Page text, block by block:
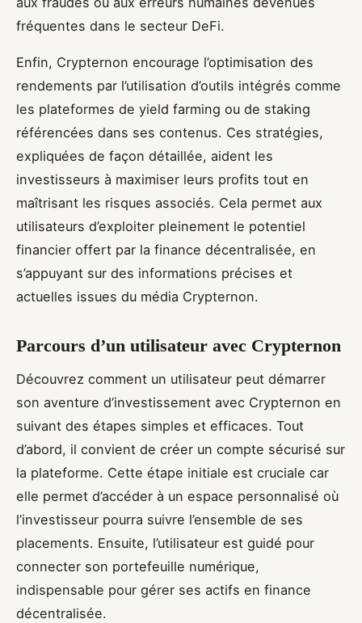
fréquentes dans le secteur DeFi.
Enfin, Crypternon encourage l’optimisation des
rendements par l’utilisation d’outils intégrés comme
les plateformes de yield farming ou de staking
référencées dans ses contenus. Ces stratégies,
expliquées de façon détaillée, aident les
investisseurs à maximiser leurs profits tout en
maîtrisant les risques associés. Cela permet aux
utilisateurs d’exploiter pleinement le potentiel
financier offert par la finance décentralisée, en
s’appuyant sur des informations précises et
actuelles issues du média Crypternon.
Parcours d’un utilisateur avec Crypternon
Découvrez comment un utilisateur peut démarrer
son aventure d’investissement avec Crypternon en
suivant des étapes simples et efficaces. Tout
d’abord, il convient de créer un compte sécurisé sur
la plateforme. Cette étape initiale est cruciale car
elle permet d’accéder à un espace personnalisé où
l’investisseur pourra suivre l’ensemble de ses
placements. Ensuite, l’utilisateur est guidé pour
connecter son portefeuille numérique,
indispensable pour gérer ses actifs en finance
décentralisée.